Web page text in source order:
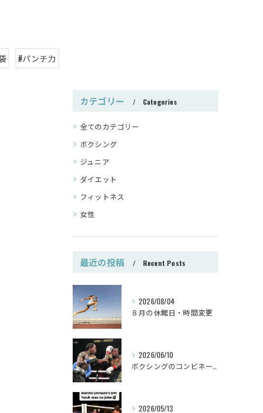
#パンチ力
カテゴリー Categories
全てのカテゴリー
ボクシング
ジュニア
ダイエット
フィットネス
女性
最近の投稿 Recent Posts
2026/08/04
８月の休館日・時間変更
2026/06/10
ボクシングのコンビネーション
2026/05/13